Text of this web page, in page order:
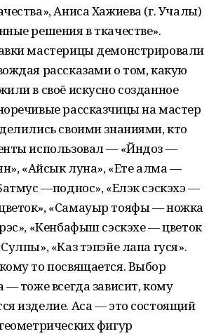
Аниса Хажиева (г. Учалы)
решения в ткачестве».
мастерицы демонстрировали
рассказами о том, какую
в своё искусно созданное
рассказчицы на мастер
своими знаниями, кто
использовал — «Йндоз —
«Айсык луна», «Ете алма —
—поднос», «Елэк сэскэхэ —
«Самауыр тояфы — ножка
«Кенбафыш сэскэхе — цветок
«Каз тэпэйе лапа гуся».
то посвящается. Выбор
— тоже всегда зависит, кому
изделие. Аса — это состоящий
фигур